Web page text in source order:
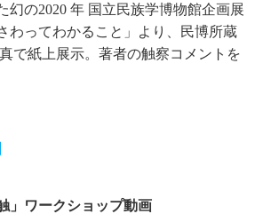
幻の2020 年 国立民族学博物館企画展
わってわかること」より、民博所蔵
で紙上展示。著者の触察コメントを
」ワークショップ動画